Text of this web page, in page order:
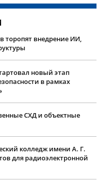
внедрение ИИ,
новый этап
в рамках
СХД и объектные
колледж имени А. Г.
для радиоэлектронной